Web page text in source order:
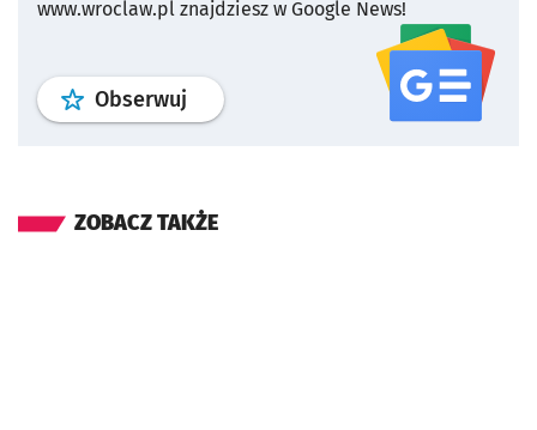
www.wroclaw.pl znajdziesz w Google News!
Obserwuj profil serwisu
ZOBACZ TAKŻE